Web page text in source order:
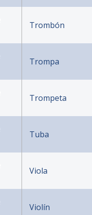
Trombón
Trompa
Trompeta
Tuba
Viola
Violín